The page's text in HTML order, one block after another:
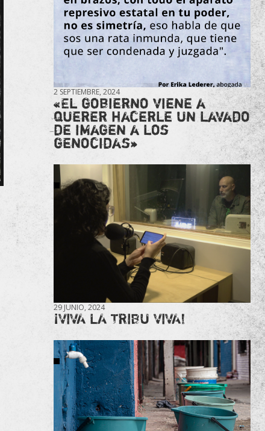
2 SEPTIEMBRE, 2024
«El gobierno viene a
querer hacerle un lavado
de imagen a los
genocidas»
29 JUNIO, 2024
¡VIVA LA TRIBU VIVA!